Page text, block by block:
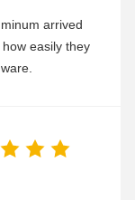
arrived
easily they